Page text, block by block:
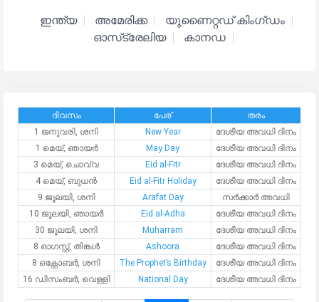
ഇന്ത്യ അമേരിക്ക
യുണൈറ്റഡ് കിംഗ്ഡം
ഓസ്‌ട്രേലിയ
കാനഡ
ദിവസം പേര്
തരം
1 ജനുവരി, ശനി
New Year
ദേശീയ അവധി ദിനം
1 മെയ്, ഞായർ
May Day
ദേശീയ അവധി ദിനം
3 മെയ്, ചൊവ്വ
Eid al-Fitr
ദേശീയ അവധി ദിനം
4 മെയ്, ബുധന്‍
Eid al-Fitr Holiday
ദേശീയ അവധി ദിനം
9 ജൂലയി, ശനി
Arafat Day
സർക്കാർ അവധി
10 ജൂലയി, ഞായർ
Eid al-Adha
ദേശീയ അവധി ദിനം
30 ജൂലയി, ശനി
Muharram
ദേശീയ അവധി ദിനം
8 ഓഗസ്റ്റ്, തിങ്കള്‍
Ashoora
ദേശീയ അവധി ദിനം
8 ഒക്റ്റോബർ, ശനി
The Prophet’s Birthday
ദേശീയ അവധി ദിനം
16 ഡിസംബർ, വെള്ളി
National Day ദേശീയ അവധി ദിനം